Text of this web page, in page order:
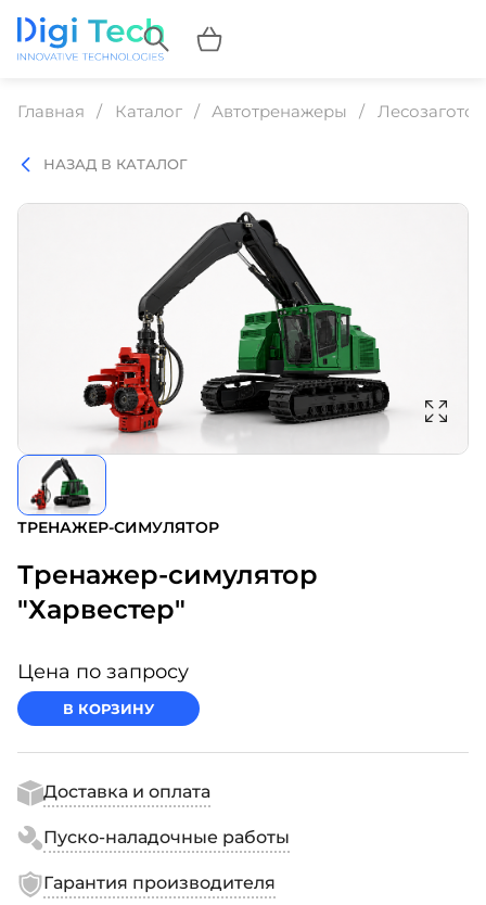
Главная Каталог Автотренажеры
НАЗАД В КАТАЛОГ
ТРЕНАЖЕР-СИМУЛЯТОР
Тренажер-симулятор
"Харвестер"
Цена по запросу
В КОРЗИНУ
Доставка и оплата
Пуско-наладочные работы
Гарантия производителя